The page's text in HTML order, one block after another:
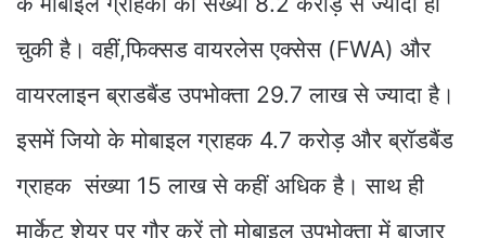
चुकी है। वहीं,फिक्सड वायरलेस एक्सेस (FWA) और
वायरलाइन ब्राडबैंड उपभोक्ता 29.7 लाख से ज्यादा है।
इसमें जियो के मोबाइल ग्राहक 4.7 करोड़ और ब्रॉडबैंड
ग्राहक संख्या 15 लाख से कहीं अधिक है। साथ ही
मार्केट शेयर पर गौर करें तो मोबाइल उपभोक्ता में बाजार